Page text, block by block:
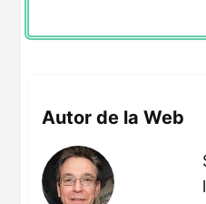
Autor de la Web